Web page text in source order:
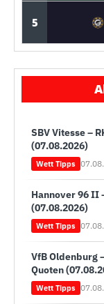
5
SBV Vitesse –
(07.08.2026)
Wett Tipps
Hannover 96 II
(07.08.2026)
Wett Tipps
VfB Oldenburg
Quoten
Wett Tipps